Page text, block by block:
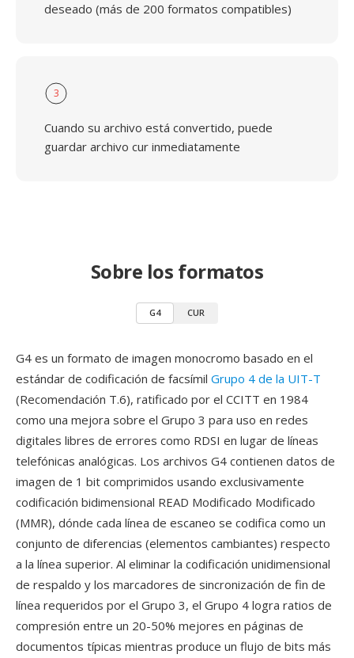
deseado (más de 200 formatos compatibles)
3
Cuando su archivo está convertido, puede
guardar archivo cur inmediatamente
Sobre los formatos
G4 CUR
G4 es un formato de imagen monocromo basado en el
estándar de codificación de facsímil Grupo 4 de la UIT-T
(Recomendación T.6), ratificado por el CCITT en 1984
como una mejora sobre el Grupo 3 para uso en redes
digitales libres de errores como RDSI en lugar de líneas
telefónicas analógicas. Los archivos G4 contienen datos de
imagen de 1 bit comprimidos usando exclusivamente
codificación bidimensional READ Modificado Modificado
(MMR), dónde cada línea de escaneo se codifica como un
conjunto de diferencias (elementos cambiantes) respecto
a la línea superior. Al eliminar la codificación unidimensional
de respaldo y los marcadores de sincronización de fin de
línea requeridos por el Grupo 3, el Grupo 4 logra ratios de
compresión entre un 20-50% mejores en páginas de
documentos típicas mientras produce un flujo de bits más